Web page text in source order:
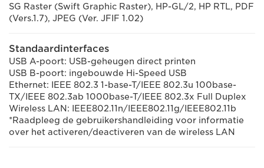
SG Raster (Swift Graphic Raster), HP-GL/2, HP RTL, PDF
(Vers.1.7), JPEG (Ver. JFIF 1.02)
Standaardinterfaces
USB A-poort: USB-geheugen direct printen
USB B-poort: ingebouwde Hi-Speed USB
Ethernet: IEEE 802.3 1-base-T/IEEE 802.3u 100base-
TX/IEEE 802.3ab 1000base-T/IEEE 802.3x Full Duplex
Wireless LAN: IEEE802.11n/IEEE802.11g/IEEE802.11b
*Raadpleeg de gebruikershandleiding voor informatie
over het activeren/deactiveren van de wireless LAN